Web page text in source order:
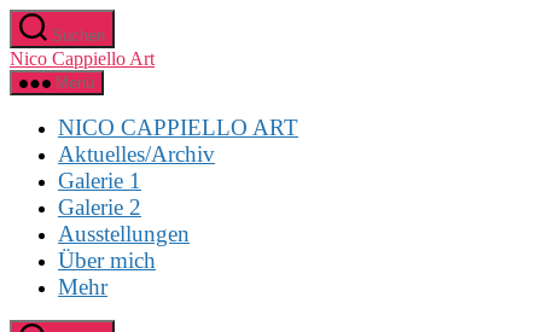
Direkt
zum
Inhalt
wechseln
Suchen
Nico Cappiello Art
Menü
NICO CAPPIELLO ART
Aktuelles/Archiv
Galerie 1
Galerie 2
Ausstellungen
Über mich
Mehr